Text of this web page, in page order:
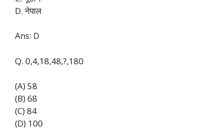
D. नेपाल
Ans: D
Q. 0,4,18,48,?,180
(A) 58
(B) 68
(C) 84
(D) 100